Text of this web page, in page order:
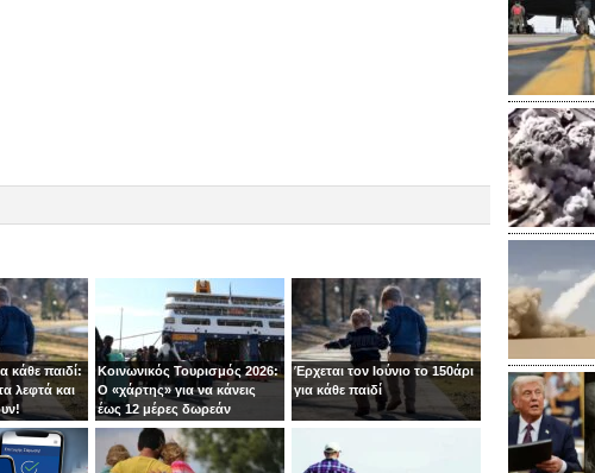
κάθε παιδί:
λεφτά και
Κοινωνικός Τουρισμός 2026:
Ο «χάρτης» για να κάνεις
έως 12 μέρες δωρεάν
διακοπές φέτος
Έρχεται τον Ιούνιο το 150άρι
για κάθε παιδί